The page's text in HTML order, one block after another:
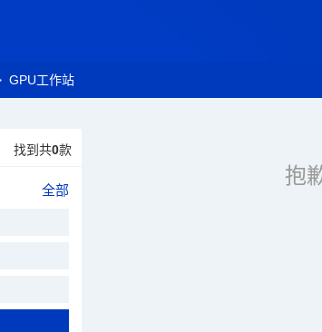
GPU工作站
找到共0款
全部
抱